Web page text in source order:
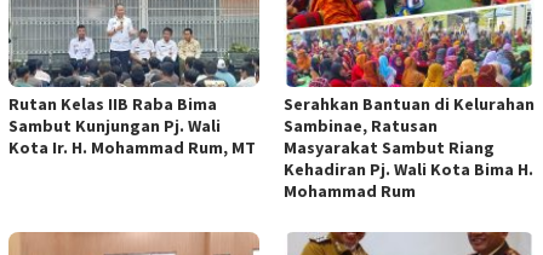
Rutan Kelas IIB Raba Bima
Sambut Kunjungan Pj. Wali
Kota Ir. H. Mohammad Rum, MT
Serahkan Bantuan di Kelurahan
Sambinae, Ratusan
Masyarakat Sambut Riang
Kehadiran Pj. Wali Kota Bima H.
Mohammad Rum